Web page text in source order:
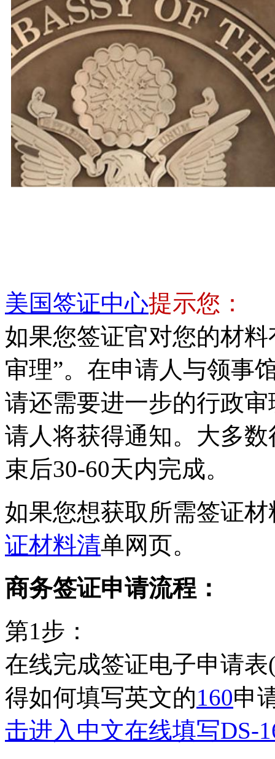
美国签证中心提示您：
如果您签证官对您的材
审理”。在申请人与领事
请还需要进一步的行政
请人将获得通知。大多
束后30-60天内完成。
如果您想获取所需签证
证材料清单网页。
商务签证申请流程：
第1步：
在线完成签证电子申请表
得如何填写英文的160申
击进入中文在线填写DS-